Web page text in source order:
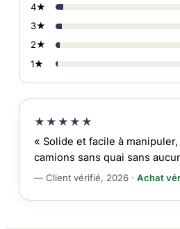
4★
3★
2★
1★
★★★★★
« Solide et facile à
camions sans quai sans
— Client vérifié, 2026 · Achat